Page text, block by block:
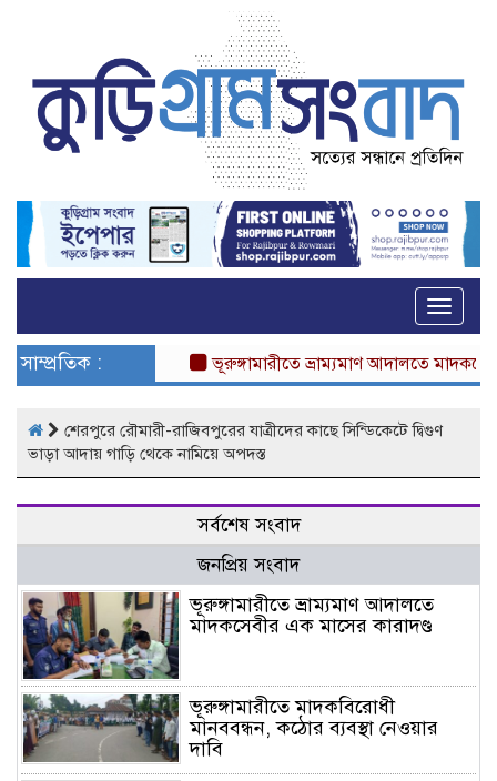
Toggle
সাম্প্রতিক : ভূরুঙ্গামারীতে ভ্রাম্যমাণ আদালতে মাদকসেবীর
শেরপুরে রৌমারী-রাজিবপুরের যাত্রীদের কাছে সিন্ডিকেটে দ্বিগুণ
ভাড়া আদায় গাড়ি থেকে নামিয়ে অপদস্ত
সর্বশেষ সংবাদ
জনপ্রিয় সংবাদ
ভূরুঙ্গামারীতে ভ্রাম্যমাণ আদালতে
মাদকসেবীর এক মাসের কারাদণ্ড
ভূরুঙ্গামারীতে মাদকবিরোধী
মানববন্ধন, কঠোর ব্যবস্থা নেওয়ার
দাবি